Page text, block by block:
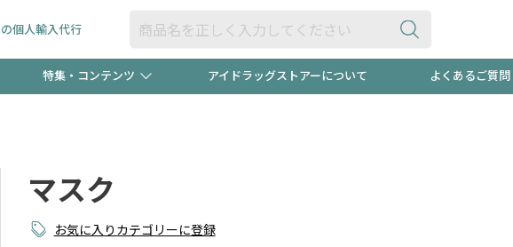
個人輸入代行
一般医薬品(OTC)
ペット用品
特集・コンテンツ
録で！今すぐ使えるクーポンプレゼント中！！
アイドラッグストアーについて よくあるご質問
マスク
お気に入りカテゴリーに登録